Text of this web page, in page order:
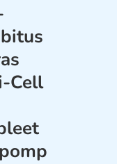
Cell